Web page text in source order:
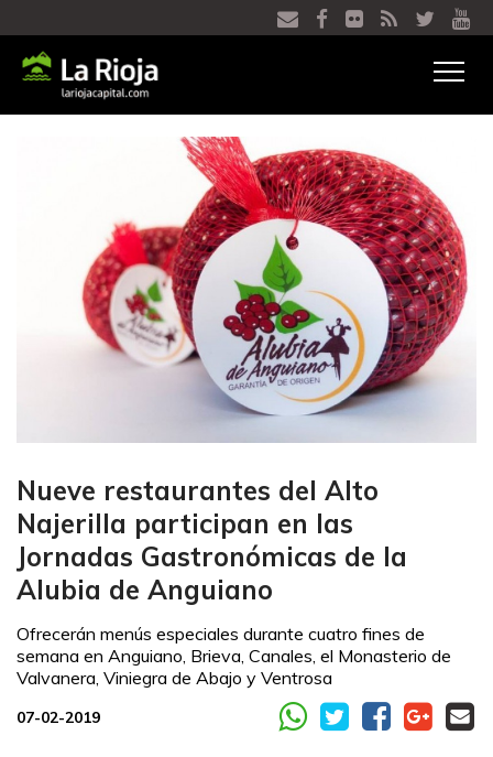
Ver
menú
Nueve restaurantes del Alto
Najerilla participan en las
Jornadas Gastronómicas de la
Alubia de Anguiano
Ofrecerán menús especiales durante cuatro fines de
semana en Anguiano, Brieva, Canales, el Monasterio de
Valvanera, Viniegra de Abajo y Ventrosa
07-02-2019